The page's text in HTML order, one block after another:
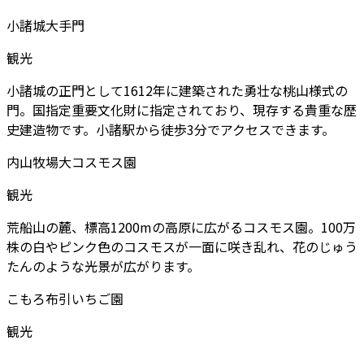
小諸城大手門
観光
小諸城の正門として1612年に建築された勇壮な桃山様式の
門。国指定重要文化財に指定されており、現存する貴重な歴
史建造物です。小諸駅から徒歩3分でアクセスできます。
内山牧場大コスモス園
観光
荒船山の麓、標高1200mの高原に広がるコスモス園。100万
株の白やピンク色のコスモスが一面に咲き乱れ、花のじゅう
たんのような光景が広がります。
こもろ布引いちご園
観光